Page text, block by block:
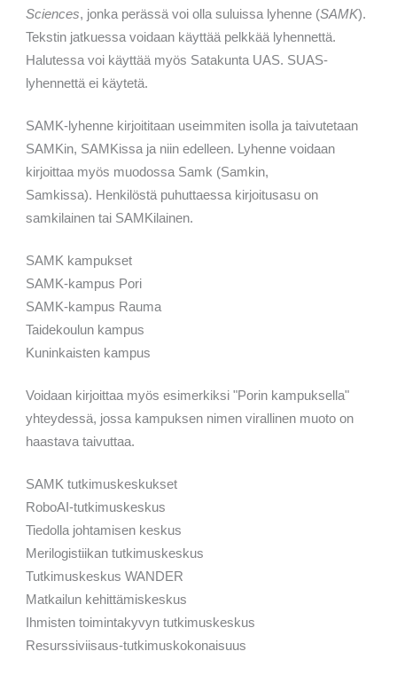
Sciences, jonka perässä voi olla suluissa lyhenne (SAMK).
Tekstin jatkuessa voidaan käyttää pelkkää lyhennettä.
Halutessa voi käyttää myös Satakunta UAS. SUAS-
lyhennettä ei käytetä.
SAMK-lyhenne kirjoititaan useimmiten isolla ja taivutetaan
SAMKin, SAMKissa ja niin edelleen. Lyhenne voidaan
kirjoittaa myös muodossa Samk (Samkin,
Samkissa). Henkilöstä puhuttaessa kirjoitusasu on
samkilainen tai SAMKilainen.
SAMK kampukset
SAMK-kampus Pori
SAMK-kampus Rauma
Taidekoulun kampus
Kuninkaisten kampus
Voidaan kirjoittaa myös esimerkiksi "Porin kampuksella"
yhteydessä, jossa kampuksen nimen virallinen muoto on
haastava taivuttaa.
SAMK tutkimuskeskukset
RoboAI-tutkimuskeskus
Tiedolla johtamisen keskus
Merilogistiikan tutkimuskeskus
Tutkimuskeskus WANDER
Matkailun kehittämiskeskus
Ihmisten toimintakyvyn tutkimuskeskus
Resurssiviisaus-tutkimuskokonaisuus